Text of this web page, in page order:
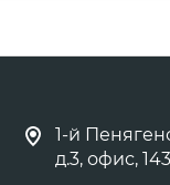
1-й
д.3, офис,